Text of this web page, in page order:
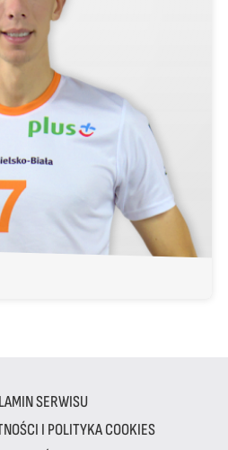
SERWISU
I POLITYKA COOKIES